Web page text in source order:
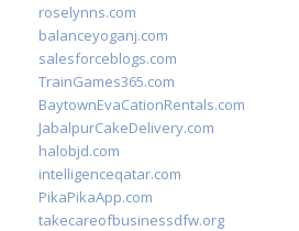
roselynns.com
balanceyoganj.com
salesforceblogs.com
TrainGames365.com
BaytownEvaCationRentals.com
JabalpurCakeDelivery.com
halobjd.com
intelligenceqatar.com
PikaPikaApp.com
takecareofbusinessdfw.org